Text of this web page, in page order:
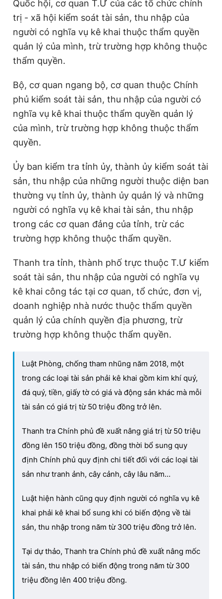
Quốc hội, cơ quan T.Ư của các tổ chức chính
trị - xã hội kiểm soát tài sản, thu nhập của
người có nghĩa vụ kê khai thuộc thẩm quyền
quản lý của mình, trừ trường hợp không thuộc
thẩm quyền.
Bộ, cơ quan ngang bộ, cơ quan thuộc Chính
phủ kiểm soát tài sản, thu nhập của người có
nghĩa vụ kê khai thuộc thẩm quyền quản lý
của mình, trừ trường hợp không thuộc thẩm
quyền.
Ủy ban kiểm tra tỉnh ủy, thành ủy kiểm soát tài
sản, thu nhập của những người thuộc diện ban
thường vụ tỉnh ủy, thành ủy quản lý và những
người có nghĩa vụ kê khai tài sản, thu nhập
trong các cơ quan đảng của tỉnh, trừ các
trường hợp không thuộc thẩm quyền.
Thanh tra tỉnh, thành phố trực thuộc T.Ư kiểm
soát tài sản, thu nhập của người có nghĩa vụ
kê khai công tác tại cơ quan, tổ chức, đơn vị,
doanh nghiệp nhà nước thuộc thẩm quyền
quản lý của chính quyền địa phương, trừ
trường hợp không thuộc thẩm quyền.
Luật Phòng, chống tham nhũng năm 2018, một
trong các loại tài sản phải kê khai gồm kim khí quý,
đá quý, tiền, giấy tờ có giá và động sản khác mà mỗi
tài sản có giá trị từ 50 triệu đồng trở lên.
Thanh tra Chính phủ đề xuất nâng giá trị từ 50 triệu
đồng lên 150 triệu đồng, đồng thời bổ sung quy
định Chính phủ quy định chi tiết đối với các loại tài
sản như tranh ảnh, cây cảnh, cây lâu năm…
Luật hiện hành cũng quy định người có nghĩa vụ kê
khai phải kê khai bổ sung khi có biến động về tài
sản, thu nhập trong năm từ 300 triệu đồng trở lên.
Tại dự thảo, Thanh tra Chính phủ đề xuất nâng mốc
tài sản, thu nhập có biến động trong năm từ 300
triệu đồng lên 400 triệu đồng.